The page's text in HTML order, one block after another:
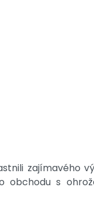
zajímavého
obchodu s